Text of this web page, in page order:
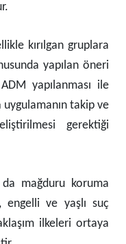
kırılgan gruplara
yapılan öneri
yapılanması ile
uygulamanın takip ve
gerektiği
da mağduru koruma
engelli ve yaşlı suç
ilkeleri ortaya